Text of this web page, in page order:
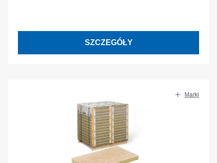
SZCZEGÓŁY
Marki